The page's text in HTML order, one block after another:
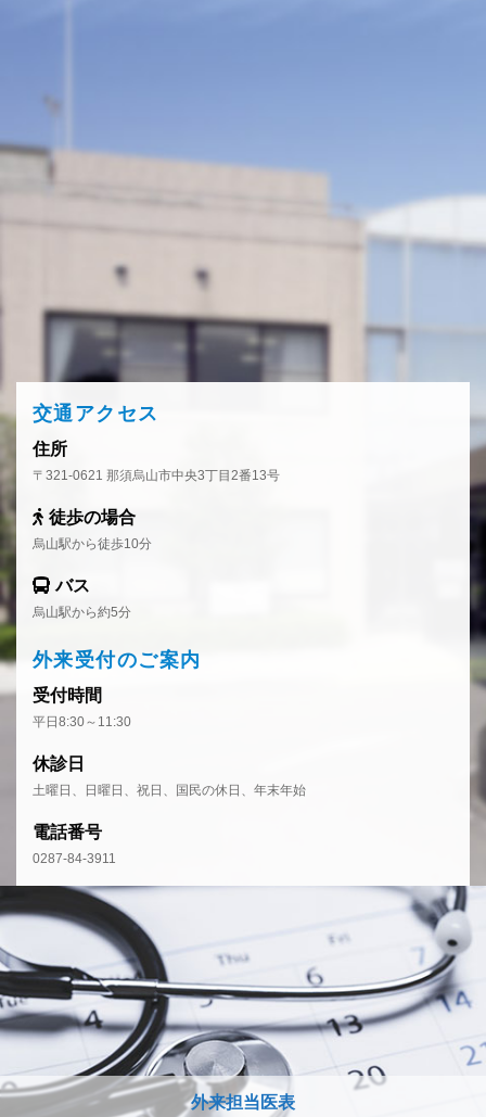
交通アクセス
住所
〒321-0621 那須烏山市中央3丁目2番13号
徒歩の場合
烏山駅から徒歩10分
バス
烏山駅から約5分
外来受付のご案内
受付時間
平日8:30～11:30
休診日
土曜日、日曜日、祝日、国民の休日、年末年始
電話番号
0287-84-3911
外来担当医表